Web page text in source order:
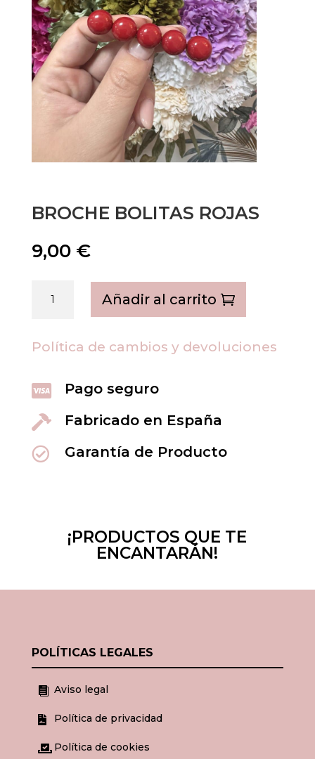
BROCHE BOLITAS ROJAS
9,00 €
bolitas
Añadir al carrito
Política de cambios y devoluciones
 Pago seguro
 Fabricado en España
 Garantía de Producto
¡PRODUCTOS QUE TE
ENCANTARÁN!
POLÍTICAS LEGALES
 Aviso legal
 Política de privacidad
 Política de cookies